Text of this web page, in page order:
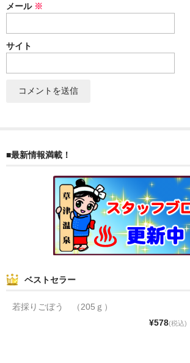
文具
洋菓子
サンド
メール ※
サイト
■最新情報満載！
ベストセラー
若採りごぼう （205ｇ）
¥578(税込)